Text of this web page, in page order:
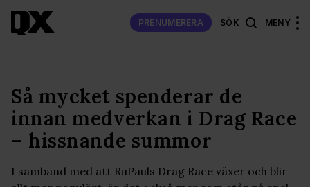
PRENUMERERA SÖK MENY
Så mycket spenderar de
innan medverkan i Drag Race
– hissnande summor
I samband med att RuPauls Drag Race växer och blir